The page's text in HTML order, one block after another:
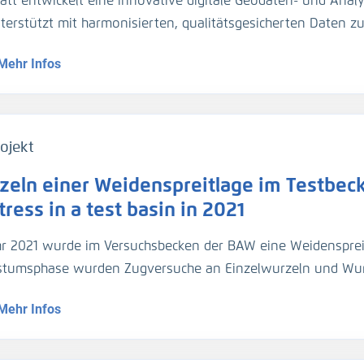
Für die Umrechnung der Trübungswerte in
kalibriert worden. Im März 2024 hat die BAW
Sperrwerks genommen für die Kalibrierung der dortigen
2 Halbtiden).
mit harmonisierten, qualitätsgesicherten Daten
werden über Webportale und -
Infos
einer Weidenspreitlage im
in a test basin in 2021
2021 wurde im Versuchsbecken der BAW eine
wurden Zugversuche an Einzelwurzeln und
a willow bush mattress was installed in a test basin.
out on individual roots and root bundles, and roots were
Infos